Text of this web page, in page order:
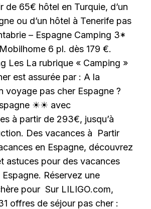
de 65€ hôtel en Turquie, d’un
ou d’un hôtel à Tenerife pas
– Espagne Camping 3*
6 pl. dès 179 €.
Les La rubrique « Camping »
est assurée par : A la
voyage pas cher Espagne ?
☀☀ avec
à partir de 293€, jusqu’à
Des vacances à Partir
en Espagne, découvrez
astuces pour des vacances
Réservez une
pour Sur LILIGO.com,
offres de séjour pas cher :